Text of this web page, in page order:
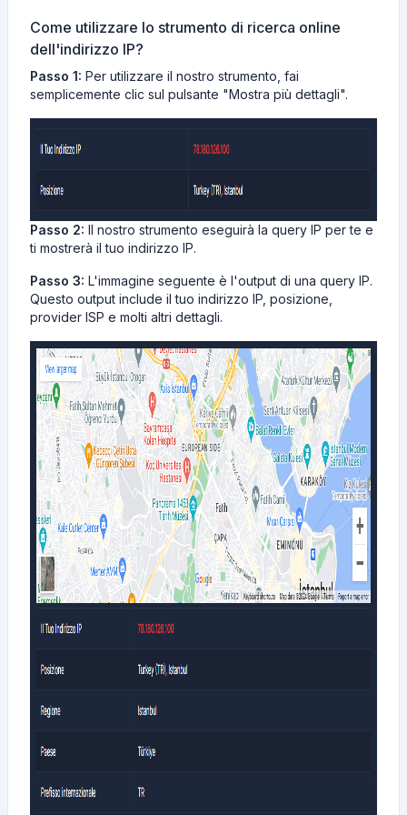
Come utilizzare lo strumento di ricerca online
dell'indirizzo IP?
Passo 1: Per utilizzare il nostro strumento, fai
semplicemente clic sul pulsante "Mostra più dettagli".
Passo 2: Il nostro strumento eseguirà la query IP per te e
ti mostrerà il tuo indirizzo IP.
Passo 3: L'immagine seguente è l'output di una query IP.
Questo output include il tuo indirizzo IP, posizione,
provider ISP e molti altri dettagli.